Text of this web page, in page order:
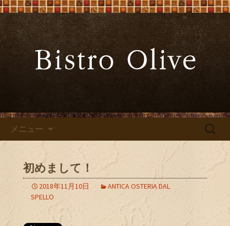
大阪難波の「Bistro Olive（ビ
ストロ オリーブ）」
大阪難波の「ビストロオリーブ」でワ
インと炭火焼料理を
メニュー
検
初めまして！
2018年11月10日
ANTICA OSTERIA DAL
SPELLO